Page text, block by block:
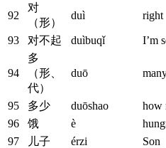
92
对
（形）
duì right
93 对不起 duìbuqǐ I’m
94
多
（形、
代）
duō
95 多少 duōshao
how
96
饿 è
97
儿子 érzi
Son